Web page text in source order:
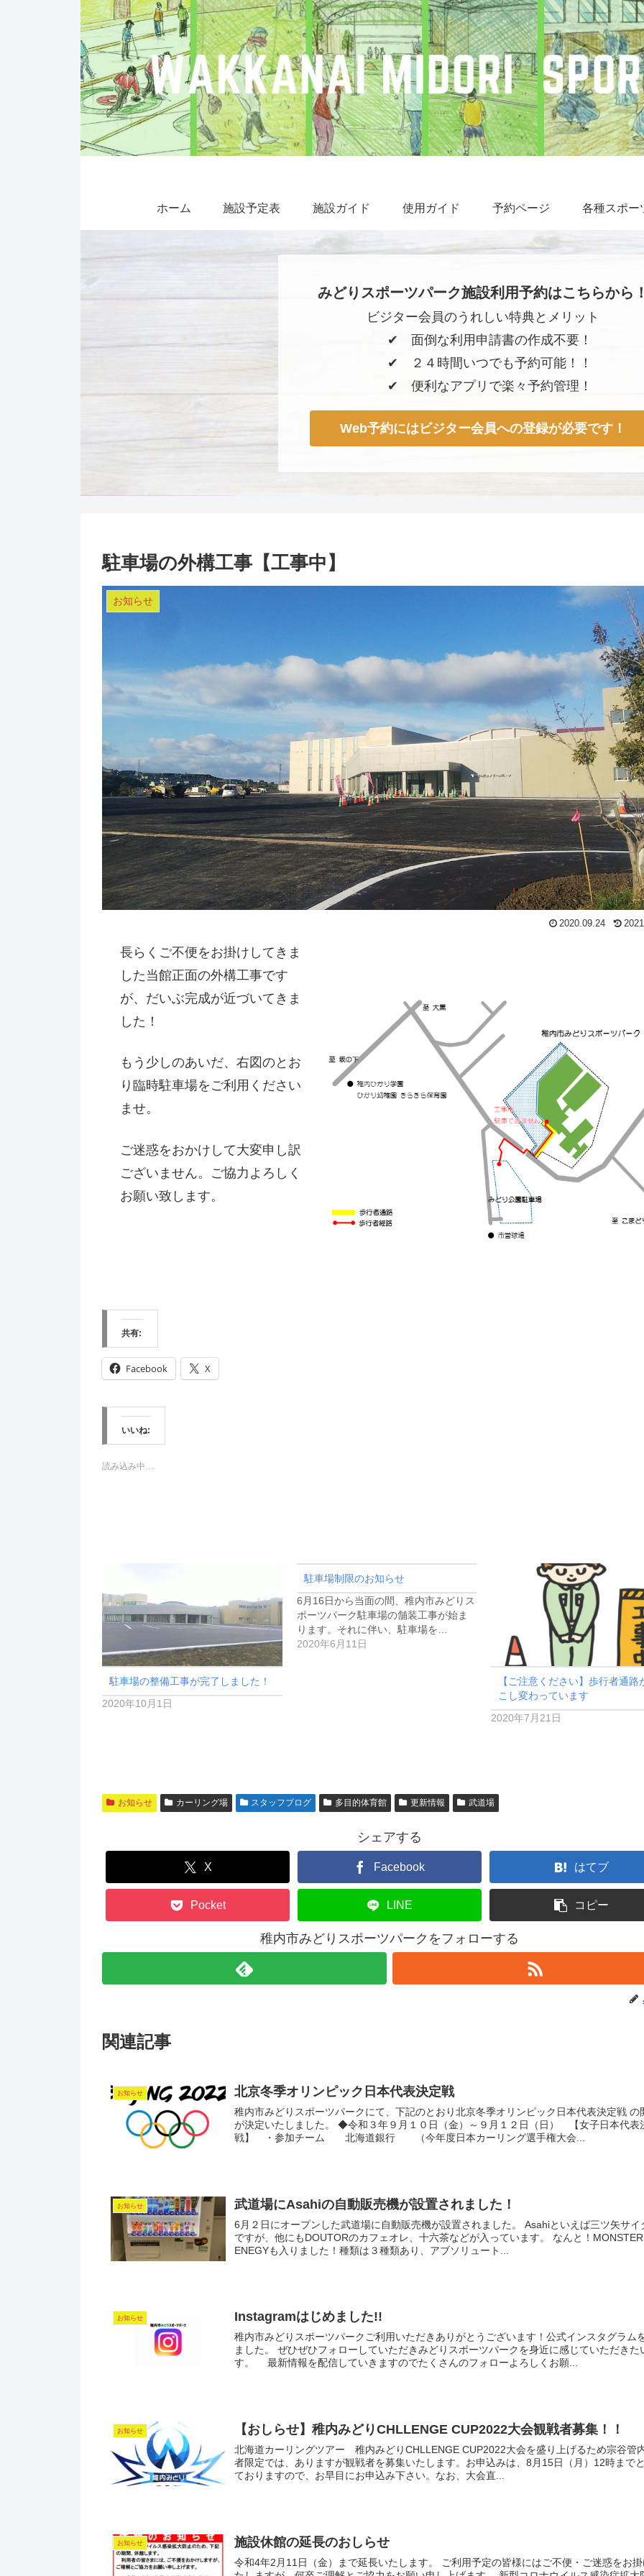
ホーム 施設予定表 施設ガイド 使用ガイド 予約ページ 各種スポー
みどりスポーツパーク施設利用予約はこちらから
ビジター会員のうれしい特典とメリット
✔︎ 面倒な利用申請書の作成不要！
✔︎ ２４時間いつでも予約可能！！
✔︎ 便利なアプリで楽々予約管理！
Web予約にはビジター会員への登録が必要です！
駐車場の外構工事【工事中】
お知らせ
2020.09.24
長らくご不便をお掛けしてきま
した当館正面の外構工事です
が、だいぶ完成が近づいてきま
した！
もう少しのあいだ、右図のとお
り臨時駐車場をご利用ください
ませ。
ご迷惑をおかけして大変申し訳
ございません。ご協力よろしく
お願い致します。
共有:
Facebook X
いいね:
読み込み中…
駐車場の整備工事が完了しました！
2020年10月1日
駐車場制限のお知らせ
6月16日から当面の間、稚内市みどりス
ポーツパーク駐車場の舗装工事が始ま
ります。それに伴い、駐車場を…
2020年6月11日
【ご注意ください】歩行者通路
こし変わっています
2020年7月21日
お知らせ カーリング場 スタッフブログ 多目的体育館 更新情報 武道場
シェアする
X Facebook はてブ
Pocket LINE コピー
稚内市みどりスポーツパークをフォローする
関連記事
お知らせ 北京冬季オリンピック日本代表決定戦
稚内市みどりスポーツパークにて、下記のとおり北京冬季オリンピック日本代表決定戦 の
が決定いたしました。 ◆令和３年９月１０日（金）～９月１２日（日） 【女子日本代表
戦】 ・参加チーム 北海道銀行 （今年度日本カーリング選手権大会...
お知らせ 武道場にAsahiの自動販売機が設置されました！
6月２日にオープンした武道場に自動販売機が設置されました。 Asahiといえば三ツ矢サイ
ですが、他にもDOUTORのカフェオレ、十六茶などが入っています。 なんと！MONSTER
ENEGYも入りました！種類は３種類あり、アブソリュート...
お知らせ Instagramはじめました!!
稚内市みどりスポーツパークご利用いただきありがとうございます！公式インスタグラム
ました。 ぜひぜひフォローしていただきみどりスポーツパークを身近に感じていただきた
す。 最新情報を配信していきますのでたくさんのフォローよろしくお願...
お知らせ 【おしらせ】稚内みどりCHLLENGE CUP2022大会観戦者募集！！
北海道カーリングツアー 稚内みどりCHLLENGE CUP2022大会を盛り上げるため宗谷管
者限定では、ありますが観戦者を募集いたします。お申込みは、8月15日（月）12時まで
ておりますので、お早目にお申込み下さい。なお、大会直...
お知らせ 施設休館の延長のおしらせ
令和4年2月11日（金）まで延長いたします。 ご利用予定の皆様にはご不便・ご迷惑をお